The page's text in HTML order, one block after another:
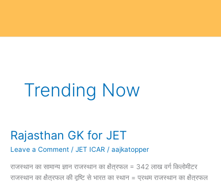
Trending Now
Rajasthan GK for JET
Leave a Comment /JET ICAR /aajkatopper
राजस्थान का सामान्य ज्ञान राजस्थान का क्षैत्रफल = 342 लाख वर्ग किलोमीटर
राजस्थान का क्षैत्रफल की दृष्टि से भारत का स्थान = प्रथम राजस्थान का क्षैत्रफल
Rajasthan
for
JET